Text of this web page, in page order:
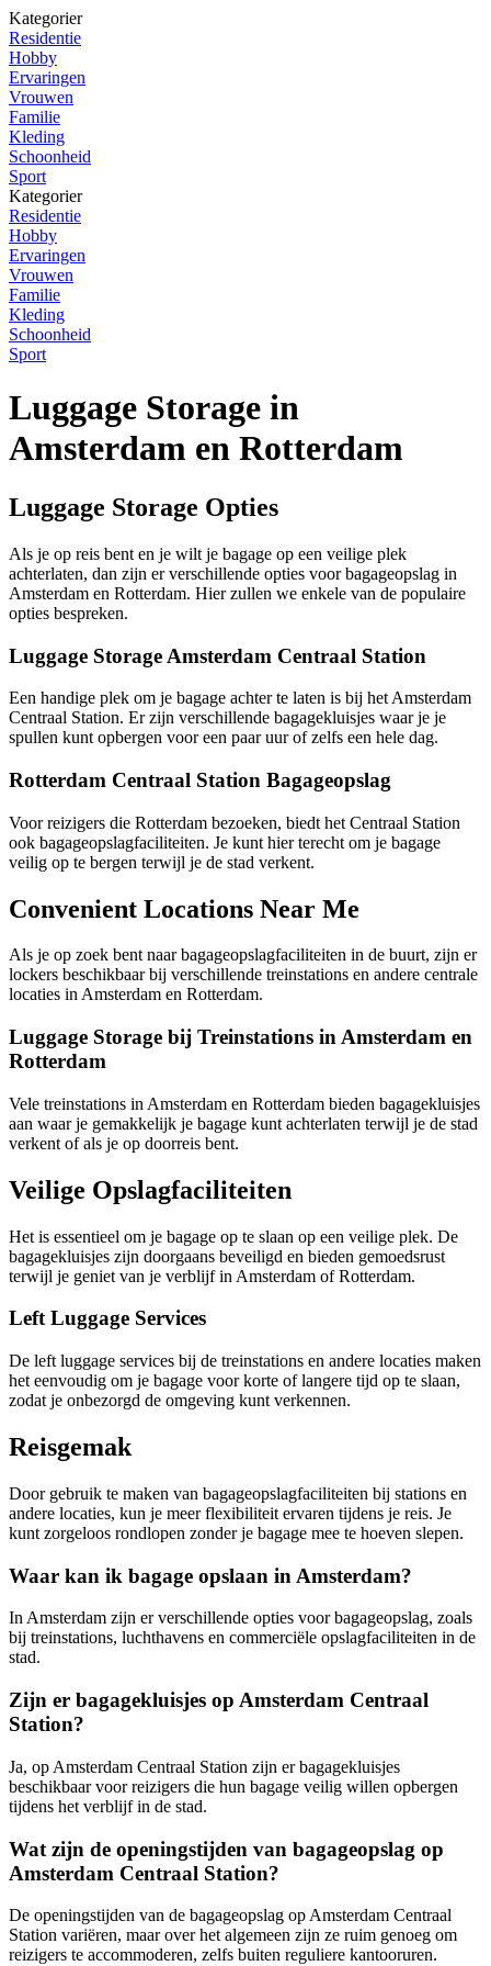
Kategorier
Residentie
Hobby
Ervaringen
Vrouwen
Familie
Kleding
Schoonheid
Sport
Kategorier
Residentie
Hobby
Ervaringen
Vrouwen
Familie
Kleding
Schoonheid
Sport
Luggage Storage in
Amsterdam en Rotterdam
Luggage Storage Opties
Als je op reis bent en je wilt je bagage op een veilige plek
achterlaten, dan zijn er verschillende opties voor bagageopslag in
Amsterdam en Rotterdam. Hier zullen we enkele van de populaire
opties bespreken.
Luggage Storage Amsterdam Centraal Station
Een handige plek om je bagage achter te laten is bij het Amsterdam
Centraal Station. Er zijn verschillende bagagekluisjes waar je je
spullen kunt opbergen voor een paar uur of zelfs een hele dag.
Rotterdam Centraal Station Bagageopslag
Voor reizigers die Rotterdam bezoeken, biedt het Centraal Station
ook bagageopslagfaciliteiten. Je kunt hier terecht om je bagage
veilig op te bergen terwijl je de stad verkent.
Convenient Locations Near Me
Als je op zoek bent naar bagageopslagfaciliteiten in de buurt, zijn er
lockers beschikbaar bij verschillende treinstations en andere centrale
locaties in Amsterdam en Rotterdam.
Luggage Storage bij Treinstations in Amsterdam en
Rotterdam
Vele treinstations in Amsterdam en Rotterdam bieden bagagekluisjes
aan waar je gemakkelijk je bagage kunt achterlaten terwijl je de stad
verkent of als je op doorreis bent.
Veilige Opslagfaciliteiten
Het is essentieel om je bagage op te slaan op een veilige plek. De
bagagekluisjes zijn doorgaans beveiligd en bieden gemoedsrust
terwijl je geniet van je verblijf in Amsterdam of Rotterdam.
Left Luggage Services
De left luggage services bij de treinstations en andere locaties maken
het eenvoudig om je bagage voor korte of langere tijd op te slaan,
zodat je onbezorgd de omgeving kunt verkennen.
Reisgemak
Door gebruik te maken van bagageopslagfaciliteiten bij stations en
andere locaties, kun je meer flexibiliteit ervaren tijdens je reis. Je
kunt zorgeloos rondlopen zonder je bagage mee te hoeven slepen.
Waar kan ik bagage opslaan in Amsterdam?
In Amsterdam zijn er verschillende opties voor bagageopslag, zoals
bij treinstations, luchthavens en commerciële opslagfaciliteiten in de
stad.
Zijn er bagagekluisjes op Amsterdam Centraal
Station?
Ja, op Amsterdam Centraal Station zijn er bagagekluisjes
beschikbaar voor reizigers die hun bagage veilig willen opbergen
tijdens het verblijf in de stad.
Wat zijn de openingstijden van bagageopslag op
Amsterdam Centraal Station?
De openingstijden van de bagageopslag op Amsterdam Centraal
Station variëren, maar over het algemeen zijn ze ruim genoeg om
reizigers te accommoderen, zelfs buiten reguliere kantooruren.